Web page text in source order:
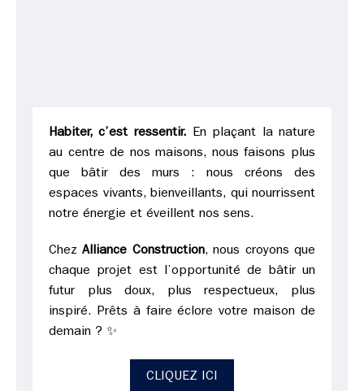
Habiter, c’est ressentir. En plaçant la nature
au centre de nos maisons, nous faisons plus
que bâtir des murs : nous créons des
espaces vivants, bienveillants, qui nourrissent
notre énergie et éveillent nos sens.
ChezAlliance Construction, nous croyons que
chaque projet est l’opportunité de bâtir un
futur plus doux, plus respectueux, plus
inspiré. Prêts à faire éclore votre maison de
demain ? ✨
CLIQUEZ ICI